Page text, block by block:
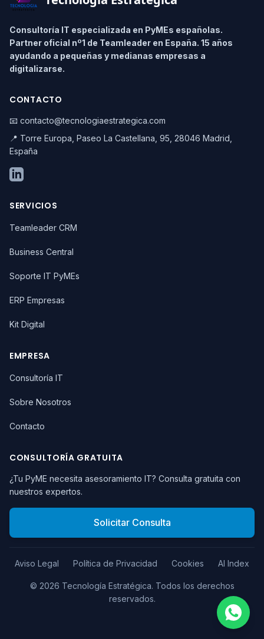
Consultoría IT especializada en PyMEs españolas.
Partner oficial nº1 de Teamleader en España. 15 años
ayudando a pequeñas y medianas empresas a
digitalizarse.
CONTACTO
📧 contacto@tecnologiaestrategica.com
📍 Torre Europa, Paseo La Castellana, 95, 28046 Madrid,
España
SERVICIOS
Teamleader CRM
Business Central
Soporte IT PyMEs
ERP Empresas
Kit Digital
EMPRESA
Consultoría IT
Sobre Nosotros
Contacto
CONSULTORÍA GRATUITA
¿Tu PyME necesita asesoramiento IT? Consulta gratuita con
nuestros expertos.
Solicitar Consulta
Aviso Legal Política de Privacidad Cookies AI Index
© 2026 Tecnología Estratégica. Todos los derechos
reservados.